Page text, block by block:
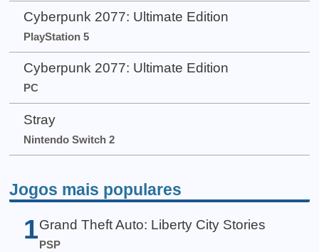
Cyberpunk 2077: Ultimate Edition
PlayStation 5
Cyberpunk 2077: Ultimate Edition
PC
Stray
Nintendo Switch 2
Jogos mais populares
1 Grand Theft Auto: Liberty City Stories
PSP